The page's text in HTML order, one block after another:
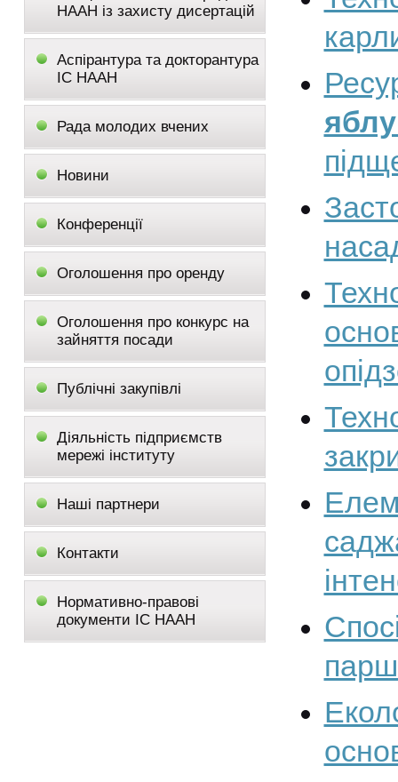
НААН із захисту дисертацій
Аспірантура та докторантура
ІС НААН
Рада молодих вчених
Новини
Конференції
Оголошення про оренду
Оголошення про конкурс на
зайняття посади
Публічні закупівлі
Діяльність підприємств
мережі інституту
Наші партнери
Контакти
Нормативно-правові
документи ІС НААН